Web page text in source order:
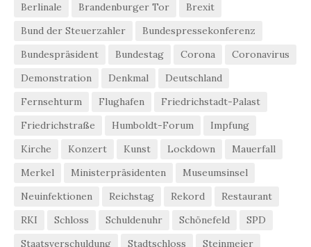
Berlinale
Brandenburger Tor
Brexit
Bund der Steuerzahler
Bundespressekonferenz
Bundespräsident
Bundestag Corona
Coronavirus
Demonstration
Denkmal
Deutschland
Fernsehturm
Flughafen
Friedrichstadt-Palast
Friedrichstraße
Humboldt-Forum
Impfung
Kirche
Konzert Kunst Lockdown
Mauerfall
Merkel
Ministerpräsidenten
Museumsinsel
Neuinfektionen
Reichstag Rekord
Restaurant
RKI
Schloss Schuldenuhr Schönefeld
SPD
Staatsverschuldung
Stadtschloss Steinmeier